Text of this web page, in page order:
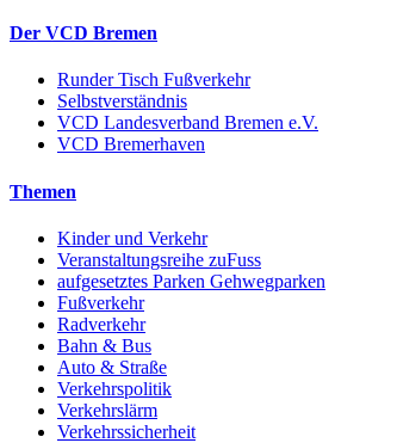
Der VCD Bremen
Runder Tisch Fußverkehr
Selbstverständnis
VCD Landesverband Bremen e.V.
VCD Bremerhaven
Themen
Kinder und Verkehr
Veranstaltungsreihe zuFuss
aufgesetztes Parken Gehwegparken
Fußverkehr
Radverkehr
Bahn & Bus
Auto & Straße
Verkehrspolitik
Verkehrslärm
Verkehrssicherheit